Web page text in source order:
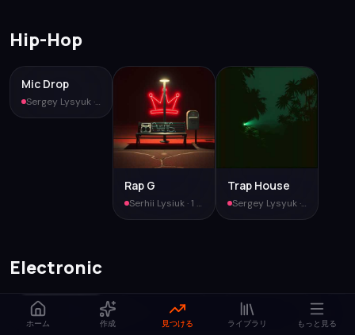
Hip-Hop
Mic Drop
Sergey Lysyuk ·6 tracks
Rap G
Serhii Lysiuk ·1 tracks
Trap House
Sergey Lysyuk ·1 tracks
Electronic
ホーム 作成 見つける ライブラリ もっと見る